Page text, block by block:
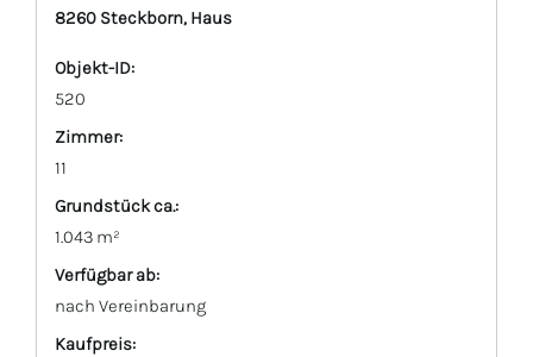
8260 Steckborn, Haus
Objekt-ID:
520
Zimmer:
11
Grund­stück ca.:
1.043 m²
Verfügbar ab:
nach Vereinbarung
Kaufpreis: